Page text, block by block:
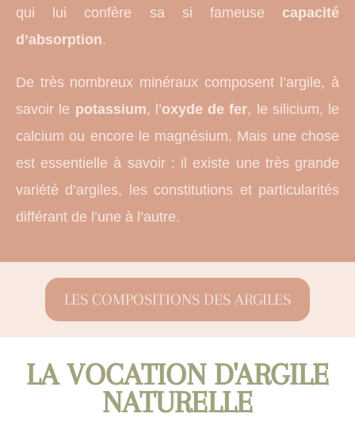
qui lui confère sa si fameuse capacité
d’absorption.
De très nombreux minéraux composent l’argile, à
savoir le potassium, l’oxyde de fer, le silicium, le
calcium ou encore le magnésium. Mais une chose
est essentielle à savoir : il existe une très grande
variété d’argiles, les constitutions et particularités
différant de l’une à l’autre.
LES COMPOSITIONS DES ARGILES
LA VOCATION D'ARGILE
NATURELLE